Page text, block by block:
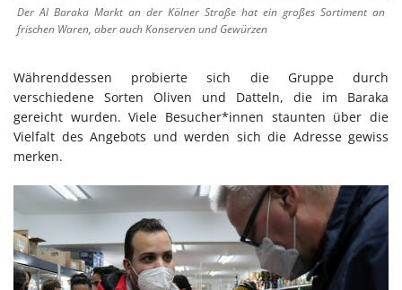
Der Al Baraka Markt an der Kölner Straße hat ein großes Sortiment an
frischen Waren, aber auch Konserven und Gewürzen
Währenddessen probierte sich die Gruppe durch
verschiedene Sorten Oliven und Datteln, die im Baraka
gereicht wurden. Viele Besucher*innen staunten über die
Vielfalt des Angebots und werden sich die Adresse gewiss
merken.